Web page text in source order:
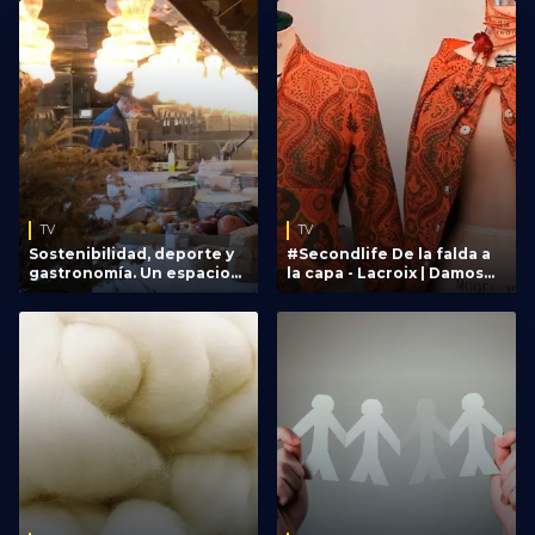
TV
Sostenibilidad, deporte y
gastronomía. Un espacio
de reunión
Sostenibilidad, deporte y
gastronomía. Un espacio de
TV
#Secondlife De la falda a
la capa - Lacroix | Damos
una segunda vida a una
falda
#Secondlife De la falda a la
capa - Lacroix | Damos una